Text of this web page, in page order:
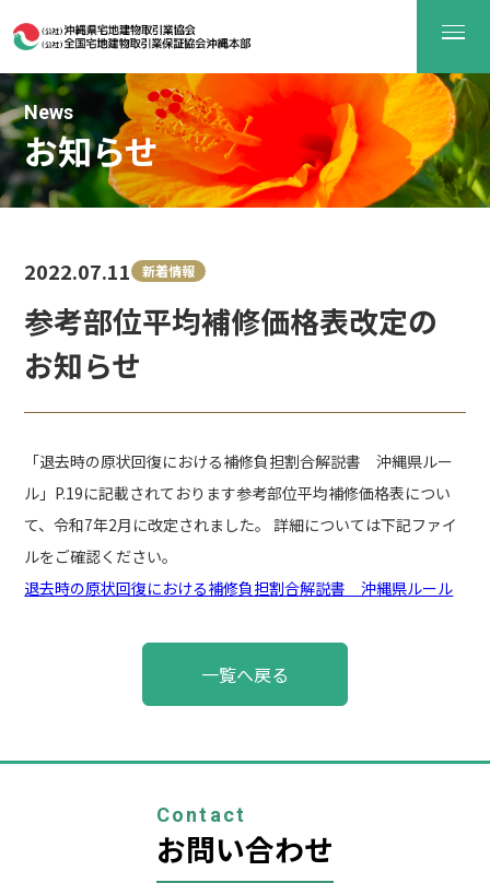
News
お知らせ
参考部位平均補修価格表改定の
お知らせ
2022.07.11 新着情報
「退去時の原状回復における補修負担割合解説書 沖縄県ルー
ル」P.19に記載されております参考部位平均補修価格表につい
て、令和7年2月に改定されました。 詳細については下記ファイ
ルをご確認ください。
退去時の原状回復における補修負担割合解説書 沖縄県ルール
ー
一覧へ戻る
Contact
お問い合わせ